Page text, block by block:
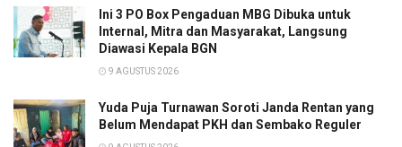
Ini 3 PO Box Pengaduan MBG Dibuka untuk
Internal, Mitra dan Masyarakat, Langsung
Diawasi Kepala BGN
9 AGUSTUS 2026
Yuda Puja Turnawan Soroti Janda Rentan yang
Belum Mendapat PKH dan Sembako Reguler